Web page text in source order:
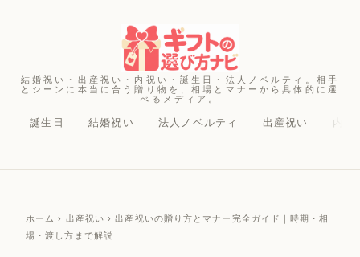
結婚祝い・出産祝い・内祝い・誕生日・法人ノベルティ。相手
とシーンに本当に合う贈り物を、相場とマナーから具体的に選
べるメディア。
誕生日 結婚祝い 法人ノベルティ 出産祝い 内祝
ホーム › 出産祝い › 出産祝いの贈り方とマナー完全ガイド｜時期・相
場・渡し方まで解説